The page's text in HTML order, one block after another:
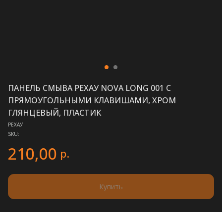
ПАНЕЛЬ СМЫВА РЕХАУ NOVA LONG 001 С
ПРЯМОУГОЛЬНЫМИ КЛАВИШАМИ, ХРОМ
ГЛЯНЦЕВЫЙ, ПЛАСТИК
РЕХАУ
SKU:
210,00 р.
Купить